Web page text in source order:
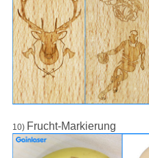
10) Frucht-Markierung